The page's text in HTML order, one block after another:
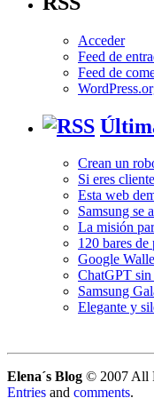
Acceder
Feed de
Feed de
Crean un
Si eres
Esta web
Samsung se
La misión
120 bares
Google
ChatGPT
Samsung
Elegante y
Elena´s Blog © 2007 All
Entries and comments.